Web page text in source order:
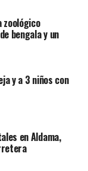
de
adolescente al
revisado por
en buenas
la Unidad de
la
trámites para
con las
durante el
zoológico
bengala y un
y a 3 niños con
en Aldama,